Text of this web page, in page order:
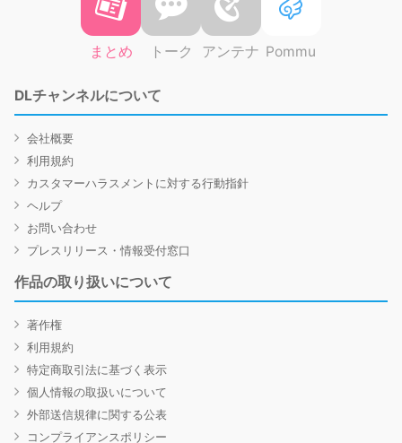
まとめ トーク アンテナ Pommu
DLチャンネルについて
会社概要
利用規約
カスタマーハラスメントに対する行動指針
ヘルプ
お問い合わせ
プレスリリース・情報受付窓口
作品の取り扱いについて
著作権
利用規約
特定商取引法に基づく表示
個人情報の取扱いについて
外部送信規律に関する公表
コンプライアンスポリシー